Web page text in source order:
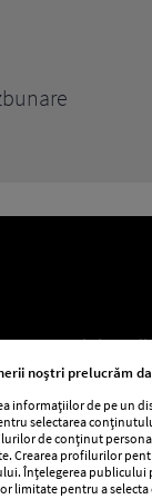
Termeni si
femei Viva
nr. 821/
noștri prelucrăm
informațiilor de pe un
selectarea
de conținut
Crearea profilurilor
Înțelegerea publicului
limitate pentru a